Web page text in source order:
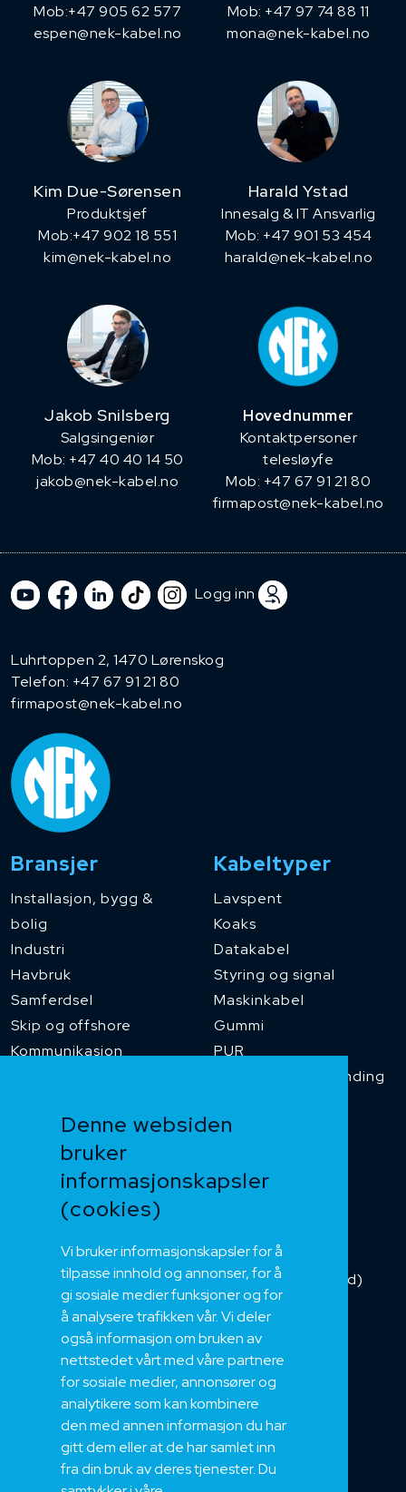
Denne websiden
bruker
informasjonskapsler
(cookies)
Vi bruker informasjonskapsler for å
tilpasse innhold og annonser, for å
gi sosiale medier funksjoner og for
å analysere trafikken vår. Vi deler
også informasjon om bruken av
nettstedet vårt med våre partnere
for sosiale medier, annonsører og
analytikere som kan kombinere
den med annen informasjon du har
gitt dem eller at de har samlet inn
fra din bruk av deres tjenester. Du
Mob:+47 905 62 577
espen@nek-kabel.no
Mob: +47 97 74 88 11
mona@nek-kabel.no
Kim Due-Sørensen
Produktsjef
​Mob:+47 902 18 551
kim@nek-kabel.no
Harald Ystad
Innesalg & IT Ansvarlig
Mob: +47 901 53 454
harald@nek-kabel.no
Jakob Snilsberg
​Salgsingeniør
Mob: +47 40 40 14 50
jakob@nek-kabel.no
Hovednummer
Kontaktpersoner
telesløyfe
Mob: +47 67 91 21 80
firmapost@nek-kabel.no
Logg inn
Luhrtoppen 2, 1470 Lørenskog
Telefon: +47 67 91 21 80
firmapost@nek-kabel.no
Bransjer
Installasjon, bygg &
bolig
Industri
Havbruk
Samferdsel
Skip og offshore
Kommunikasjon
Kabeltyper
Lavspent
Koaks
Datakabel
Styring og signal
Maskinkabel
Gummi
PUR
Temperaturbestanding
Heis og kran
Kategorikabel
Installasjonskabel
Kombikabel (Hybrid)
DNV sertifisert
Tilbehør
Om oss
Bærekraft og Åpenhet
Jobb hos oss
Sertifiseringer